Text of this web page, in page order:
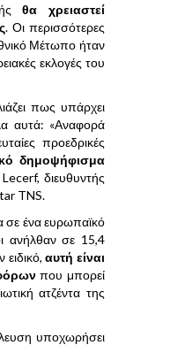
θα χρειαστεί
. Οι περισσότερες
Μέτωπο ήταν
εκλογές του
πως υπάρχει
αυτά: «Αναφορά
προεδρικές
δημοψήφισμα
διευθυντής
TNS.
σε ένα ευρωπαϊκό
ανήλθαν σε 15,4
ειδικό,αυτή είναι
που μπορεί
ατζέντα της
υποχωρήσει